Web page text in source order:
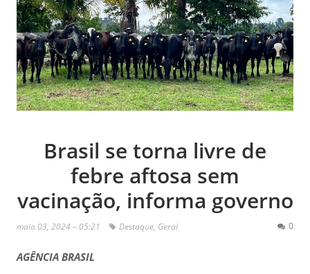
Brasil se torna livre de
febre aftosa sem
vacinação, informa governo
maio 03, 2024 – 05:21 Destaque, Geral 0
AGÊNCIA BRASIL